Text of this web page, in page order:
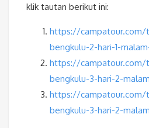
klik tautan berikut ini:
https://
bengkulu-2-hari-1-
https://
bengkulu-3-hari-2-
https://
bengkulu-3-hari-2-